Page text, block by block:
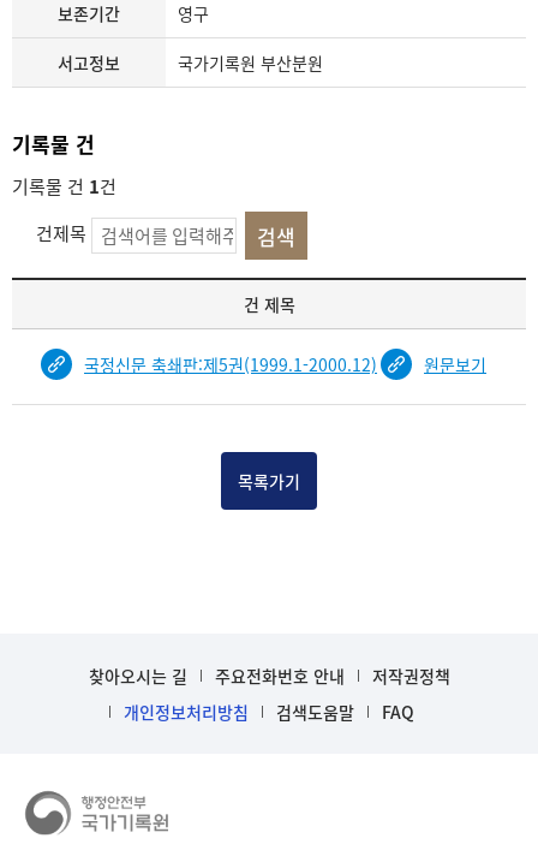
보존기간 영구
서고정보 국가기록원 부산분원
기록물 건
기록물 건 1건
건제목
목
표
입
건 제목
국정신문 축쇄판:제5권(1999.1-2000.12) 원문보기
목록가기
찾아오시는 길 주요전화번호 안내
저작권정책
개인정보처리방침
검색도움말 FAQ